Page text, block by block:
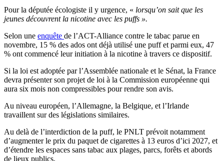
Pour la députée écologiste il y urgence, « lorsqu’on sait que les
jeunes découvrent la nicotine avec les puffs ».
Selon une enquête de l’ACT-Alliance contre le tabac parue en
novembre, 15 % des ados ont déjà utilisé une puff et parmi eux, 47
% ont commencé leur initiation à la nicotine à travers ce dispositif.
Si la loi est adoptée par l’Assemblée nationale et le Sénat, la France
devra présenter son projet de loi à la Commission européenne qui
aura six mois non compressibles pour rendre son avis.
Au niveau européen, l’Allemagne, la Belgique, et l’Irlande
travaillent sur des législations similaires.
Au delà de l’interdiction de la puff, le PNLT prévoit notamment
d’augmenter le prix du paquet de cigarettes à 13 euros d’ici 2027, et
d’étendre les espaces sans tabac aux plages, parcs, forêts et abords
de lieux publics.